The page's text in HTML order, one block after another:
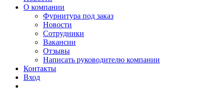
О компании
Фурнитура под заказ
Новости
Сотрудники
Вакансии
Отзывы
Написать руководителю компании
Контакты
Вход